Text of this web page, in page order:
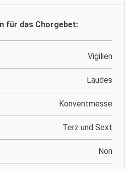
für das Chorgebet:
Vigilien
Laudes
Konventmesse
Terz und Sext
Non